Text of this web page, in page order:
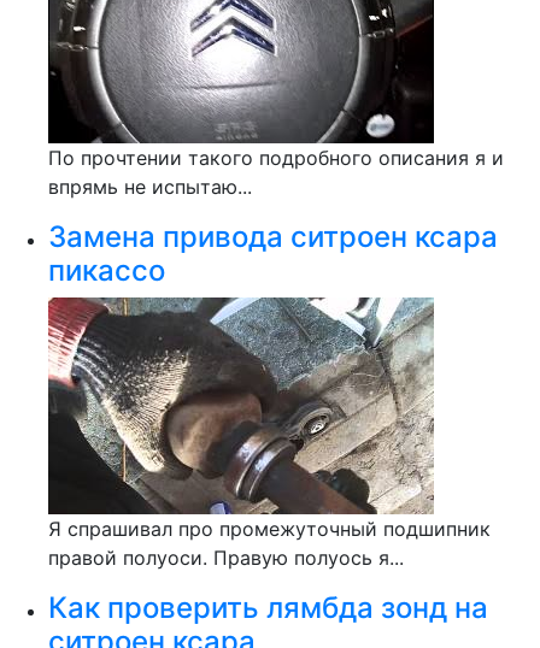
По прочтении такого подробного описания я и
впрямь не испытаю...
Замена привода ситроен ксара
пикассо
Я спрашивал про промежуточный подшипник
правой полуоси. Правую полуось я...
Как проверить лямбда зонд на